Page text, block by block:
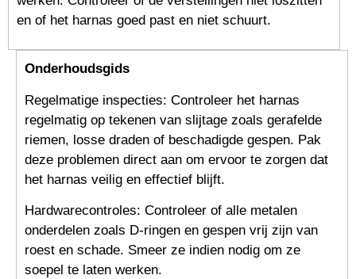
en of het harnas goed past en niet schuurt.
Onderhoudsgids
Regelmatige inspecties: Controleer het harnas
regelmatig op tekenen van slijtage zoals gerafelde
riemen, losse draden of beschadigde gespen. Pak
deze problemen direct aan om ervoor te zorgen dat
het harnas veilig en effectief blijft.
Hardwarecontroles: Controleer of alle metalen
onderdelen zoals D-ringen en gespen vrij zijn van
roest en schade. Smeer ze indien nodig om ze
soepel te laten werken.